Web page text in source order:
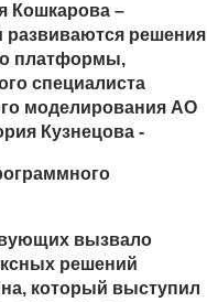
Кошкарова –
развиваются решения
платформы,
специалиста
моделирования АО
Кузнецова -
вызвало
решений
, который выступил